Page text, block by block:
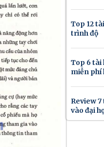
Top 12
trình độ
Top 6 tài
miễn phí
Review
vào đại